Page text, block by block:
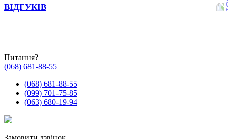
ВІДГУКІВ
Питання?
(068) 681-88-55
(068) 681-88-55
(099) 701-75-85
(063) 680-19-94